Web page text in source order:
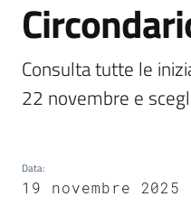
Servizi
Tutti
Consulta tutte le
22 novembre e
Data:
19 novembre 2025